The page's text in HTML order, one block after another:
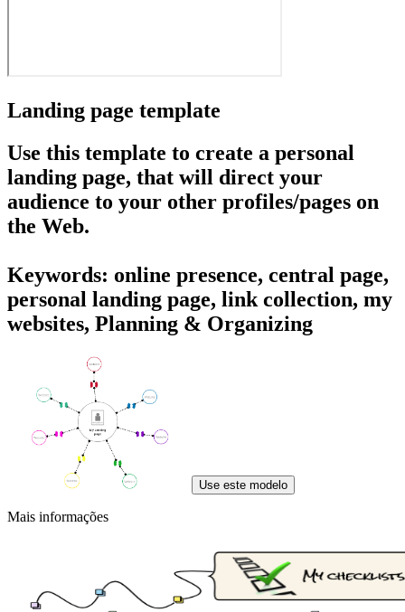
Landing page template
Use this template to create a personal
landing page, that will direct your
audience to your other profiles/pages on
the Web.
Keywords: online presence, central page,
personal landing page, link collection, my
websites, Planning & Organizing
Use este modelo
Mais informações